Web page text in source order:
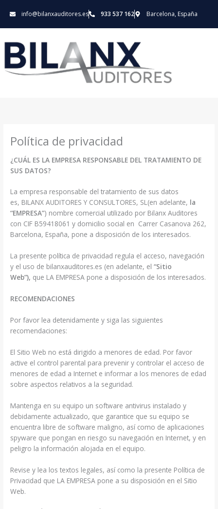
contenido
info@bilanxauditores.es 933 537 162 Barcelona, España
Política de privacidad
¿CUÁL ES LA EMPRESA RESPONSABLE DEL TRATAMIENTO DE
SUS DATOS?
La empresa responsable del tratamiento de sus datos
es, BILANX AUDITORES Y CONSULTORES, SL(en adelante, la
“EMPRESA”) nombre comercial utilizado por Bilanx Auditores
con CIF B59418061 y domicilio social en Carrer Casanova 262,
Barcelona, España, pone a disposición de los interesados.
La presente política de privacidad regula el acceso, navegación
y el uso de bilanxauditores.es (en adelante, el“Sitio
Web”), que LA EMPRESA pone a disposición de los interesados.
RECOMENDACIONES
Por favor lea detenidamente y siga las siguientes
recomendaciones:
El Sitio Web no está dirigido a menores de edad. Por favor
active el control parental para prevenir y controlar el acceso de
menores de edad a Internet e informar a los menores de edad
sobre aspectos relativos a la seguridad.
Mantenga en su equipo un software antivirus instalado y
debidamente actualizado, que garantice que su equipo se
encuentra libre de software maligno, así como de aplicaciones
spyware que pongan en riesgo su navegación en Internet, y en
peligro la información alojada en el equipo.
Revise y lea los textos legales, así como la presente Política de
Privacidad que LA EMPRESA pone a su disposición en el Sitio
Web.